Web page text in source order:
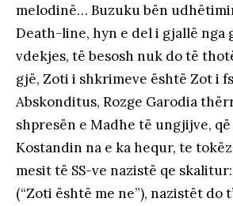
melodinë… Buzuku bën
Death-line, hyn e del i gjallë nga
vdekjes, të besosh nuk do të
gjë, Zoti i shkrimeve është Zot i
Abskonditus, Rozge Garodia
shpresën e Madhe të ungjijve,
Kostandin na e ka hequr, te
mesit të SS-ve nazistë qe
(“Zoti është me ne”), nazistët do